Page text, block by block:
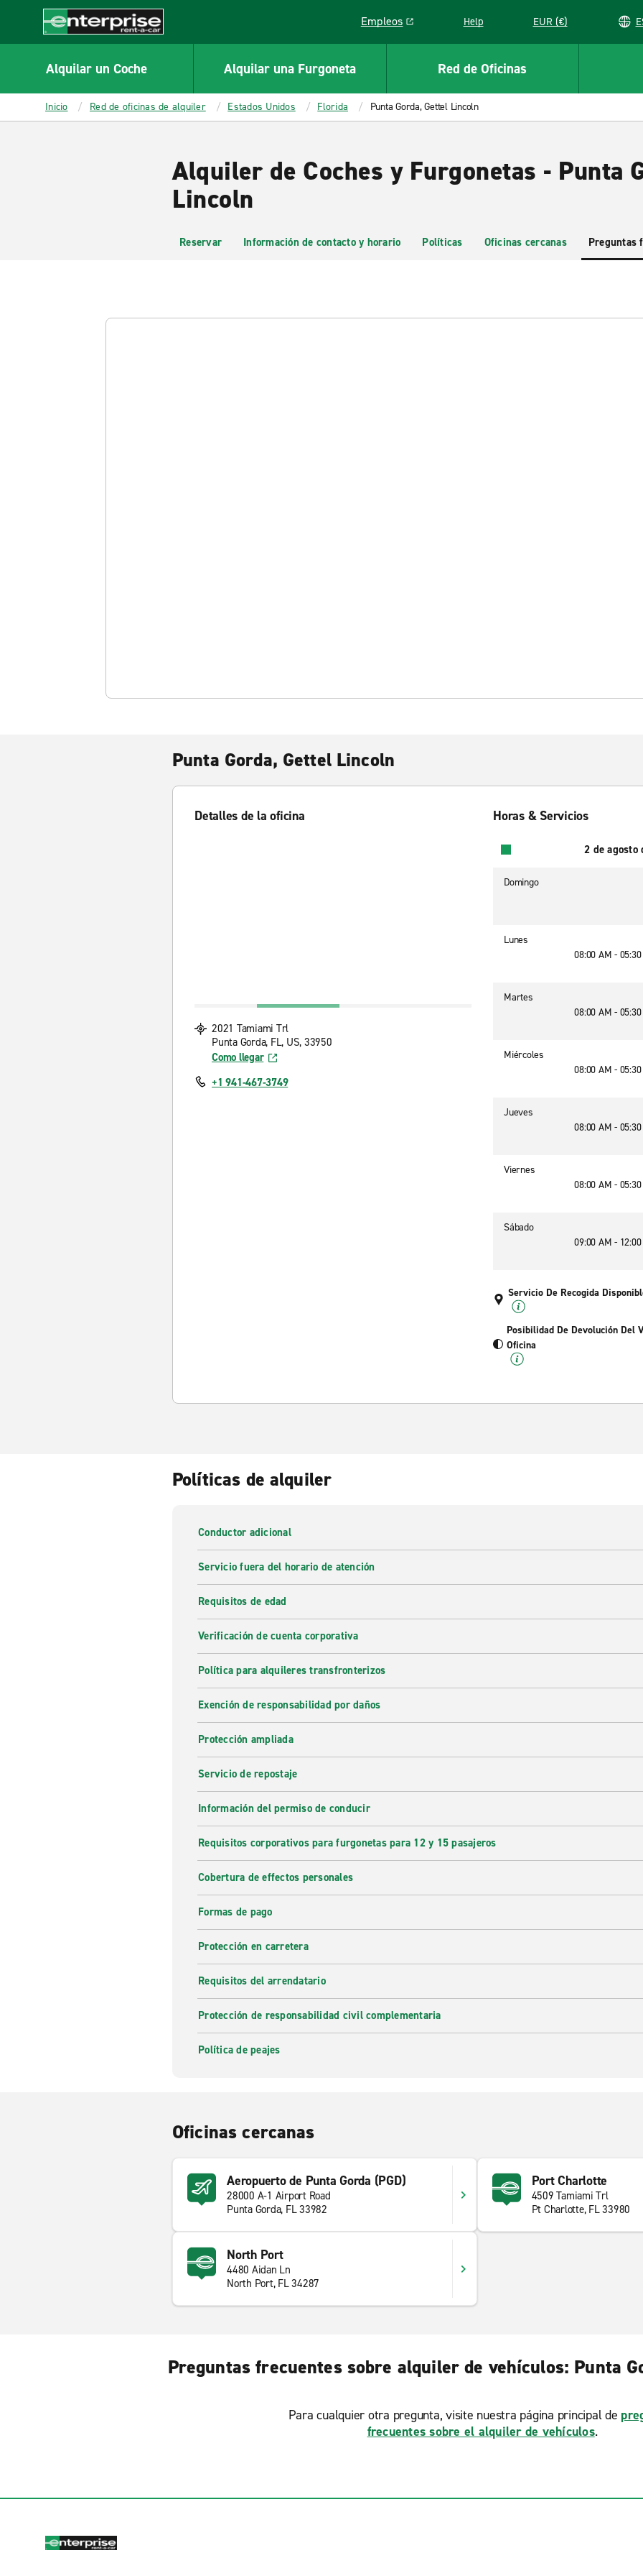
CONTENT
Enterprise
Empleos
Link opens in a new window
Help EUR (€)
Alquilar un Coche Alquilar una Furgoneta Red de Oficinas
Inicio Red de oficinas de alquiler Estados Unidos Florida Punta Gorda, Gettel Lincoln
Alquiler de Coches y Furgonetas - Punta
Lincoln
Reservar Información de contacto y horario Políticas Oficinas cercanas Preguntas
Punta Gorda, Gettel Lincoln
Detalles de la oficina
2021 Tamiami Trl
Punta Gorda, FL, US, 33950
Como llegar
+1 941-467-3749
Horas & Servicios
2 de agosto
Domingo
Lunes
08:00 AM -
Martes
08:00 AM -
Miércoles
08:00 AM -
Jueves
08:00 AM -
Viernes
08:00 AM -
Sábado
09:00 AM -
Servicio De Recogida
Posibilidad De Devolución Del
Oficina
Políticas de alquiler
Conductor adicional
Servicio fuera del horario de atención
Requisitos de edad
Verificación de cuenta corporativa
Política para alquileres transfronterizos
Exención de responsabilidad por daños
Protección ampliada
Servicio de repostaje
Información del permiso de conducir
Requisitos corporativos para furgonetas para 12 y 15 pasajeros
Cobertura de effectos personales
Formas de pago
Protección en carretera
Requisitos del arrendatario
Protección de responsabilidad civil complementaria
Política de peajes
Oficinas cercanas
Aeropuerto de Punta Gorda (PGD)
28000 A-1 Airport Road
Punta Gorda, FL 33982
Port Charlotte
4509 Tamiami Trl
Pt Charlotte, FL 33980
North Port
4480 Aidan Ln
North Port, FL 34287
Preguntas frecuentes sobre alquiler de vehículos: Punta
Para cualquier otra pregunta, visite nuestra página principal de
frecuentes sobre el alquiler de vehículos.